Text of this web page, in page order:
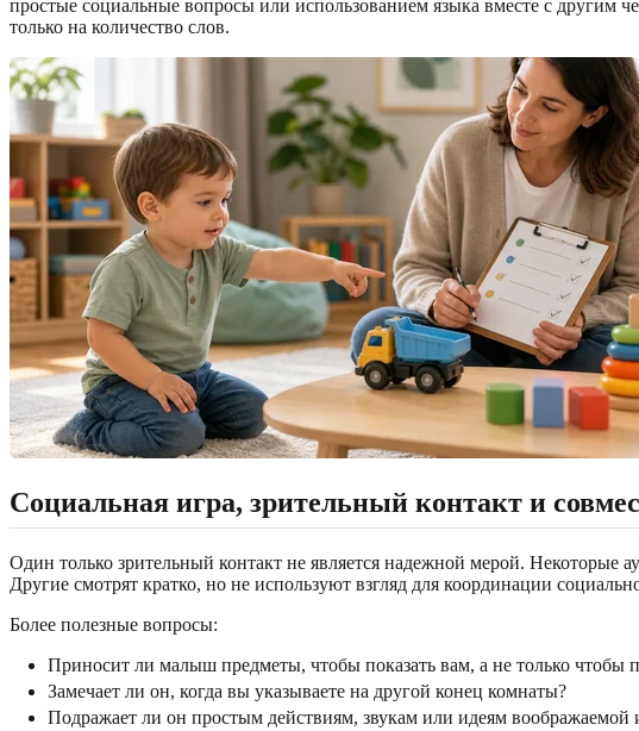
простые социальные вопросы или использованием языка вместе с другим
только на количество слов.
Социальная игра, зрительный контакт и
Один только зрительный контакт не является надежной мерой.
Другие смотрят кратко, но не используют взгляд для координации
Более полезные вопросы:
Приносит ли малыш предметы, чтобы показать вам, а не только чтобы
Замечает ли он, когда вы указываете на другой конец комнаты?
Подражает ли он простым действиям, звукам или идеям воображаемой